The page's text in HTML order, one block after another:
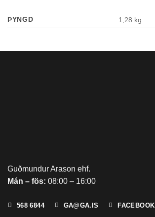
ÞYNGD 1,28 kg
Guðmundur Arason ehf.
Mán – fös: 08:00 – 16:00
568 6844 GA@GA.IS FACEBOOK